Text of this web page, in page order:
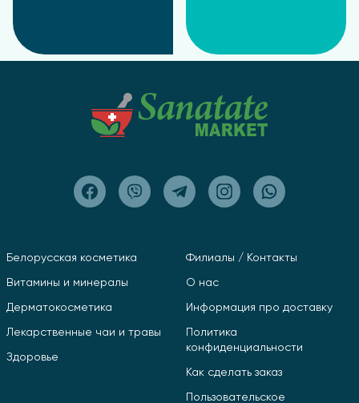
Белорусская косметика
Витамины и минералы
Дерматокосметика
Лекарственные чаи и травы
Здоровье
Филиалы / Контакты
О нас
Информация про доставку
Политика
конфиденциальности
Как сделать заказ
Пользовательское